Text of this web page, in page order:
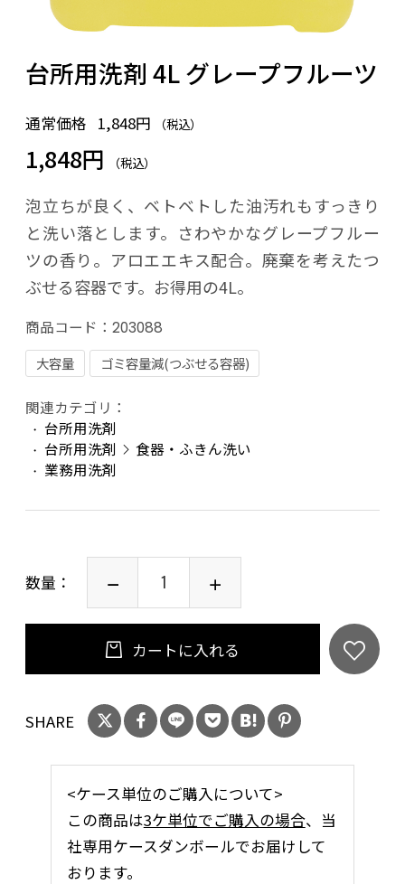
台所用洗剤 4L グレープフルーツ
通常価格 1,848円 （税込）
1,848円 （税込）
泡立ちが良く、ベトベトした油汚れもすっきり
と洗い落とします。さわやかなグレープフルー
ツの香り。アロエエキス配合。廃棄を考えたつ
ぶせる容器です。お得用の4L。
商品コード： 203088
大容量
ゴミ容量減(つぶせる容器)
関連カテゴリ：
台所用洗剤
台所用洗剤
食器・ふきん洗い
業務用洗剤
数量：
カートに入れる
SHARE
<ケース単位のご購入について>
この商品は3ケ単位でご購入の場合、当
社専用ケースダンボールでお届けして
おります。